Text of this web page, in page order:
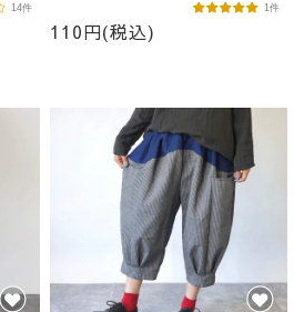
14件
110円(税込)
1件